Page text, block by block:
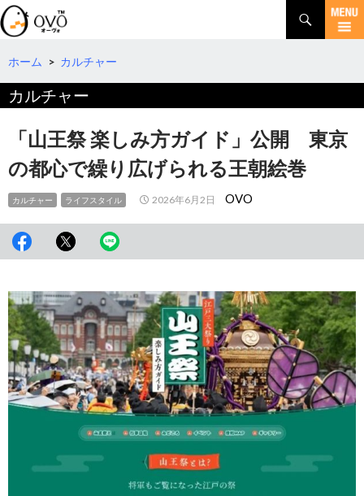
検
索
コ
テ
ツ
へ
ホーム > カルチャー
カルチャー
「山王祭 楽しみ方ガイド」公開 東京
の都心で繰り広げられる王朝絵巻
カルチャー ライフスタイル 2026年6月2日 OVO